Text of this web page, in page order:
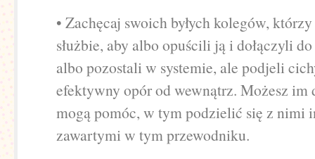
• Zachęcaj swoich byłych kolegów,
służbie, aby albo opuścili ją i dołączyli
albo pozostali w systemie, ale podjeli
efektywny opór od wewnątrz. Możesz im
mogą pomóc, w tym podzielić się z nimi
zawartymi w tym przewodniku.